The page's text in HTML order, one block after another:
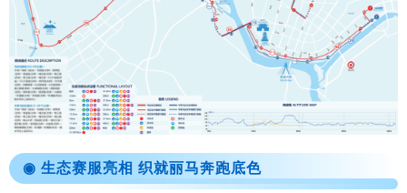
◉ 生态赛服亮相 织就丽马奔跑底色